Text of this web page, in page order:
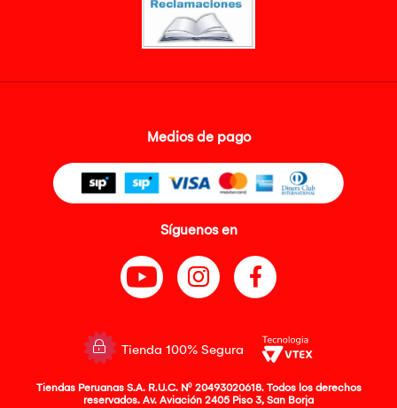
Medios de pago
Síguenos en
Tienda 100% Segura
Tiendas Peruanas S.A. R.U.C. Nº 20493020618. Todos los derechos
reservados. Av. Aviación 2405 Piso 3, San Borja